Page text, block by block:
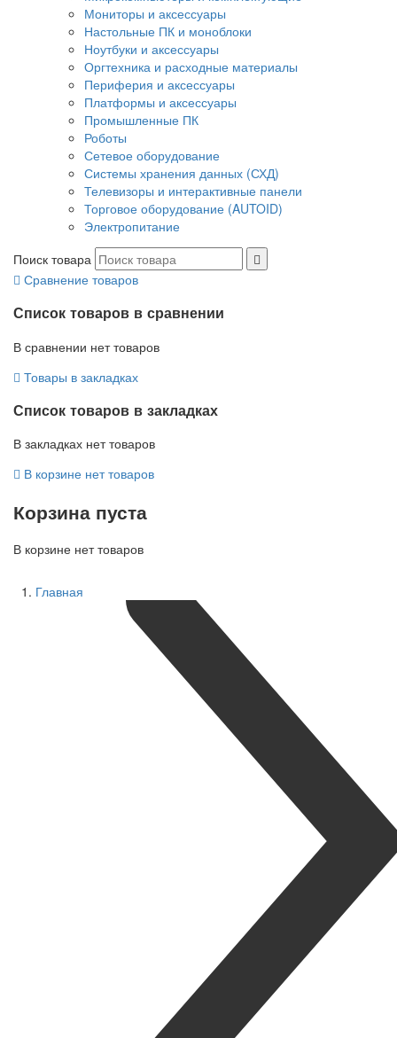
Мониторы и аксессуары
Настольные ПК и моноблоки
Ноутбуки и аксессуары
Оргтехника и расходные материалы
Периферия и аксессуары
Платформы и аксессуары
Промышленные ПК
Роботы
Сетевое оборудование
Системы хранения данных (СХД)
Телевизоры и интерактивные панели
Торговое оборудование (AUTOID)
Электропитание
Поиск товара
Сравнение товаров
Список товаров в сравнении
В сравнении нет товаров
Товары в закладках
Список товаров в закладках
В закладках нет товаров
В корзине нет товаров
Корзина пуста
В корзине нет товаров
Главная